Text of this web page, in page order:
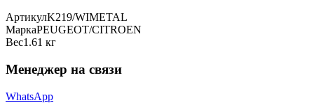
АртикулK219/WIMETAL
МаркаPEUGEOT/CITROEN
Вес1.61 кг
Менеджер на связи
WhatsApp